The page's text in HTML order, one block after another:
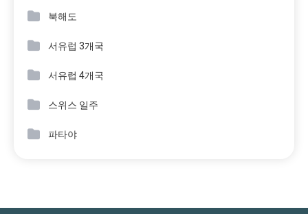
북해도
서유럽 3개국
서유럽 4개국
스위스 일주
파타야